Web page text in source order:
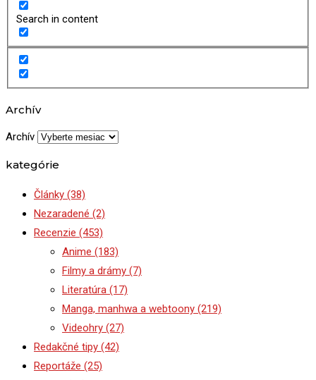
Search in content
Archív
Archív
kategórie
Články (38)
Nezaradené (2)
Recenzie (453)
Anime (183)
Filmy a drámy (7)
Literatúra (17)
Manga, manhwa a webtoony (219)
Videohry (27)
Redakčné tipy (42)
Reportáže (25)